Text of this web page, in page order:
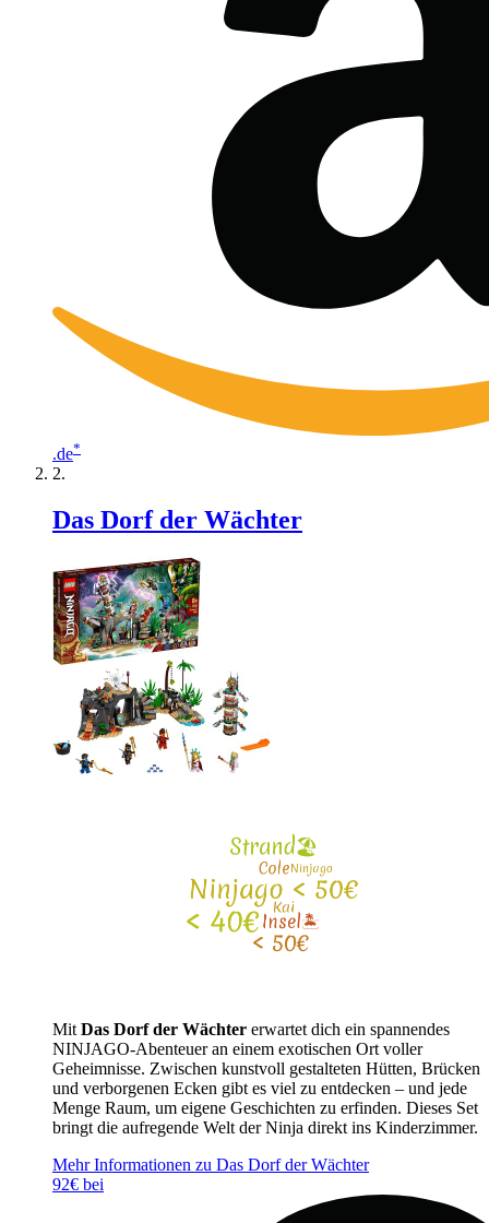
.de*
Das Dorf der Wächter
Mit Das Dorf der Wächter erwartet dich ein spannendes
NINJAGO-Abenteuer an einem exotischen Ort voller
Geheimnisse. Zwischen kunstvoll gestalteten Hütten, Brücken
und verborgenen Ecken gibt es viel zu entdecken – und jede
Menge Raum, um eigene Geschichten zu erfinden. Dieses Set
bringt die aufregende Welt der Ninja direkt ins Kinderzimmer.
Mehr Informationen zu Das Dorf der Wächter
92€ bei